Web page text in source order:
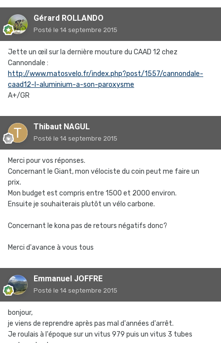
Gérard ROLLANDO
Posté le 14 septembre 2015
Jette un œil sur la dernière mouture du CAAD 12 chez
Cannondale :
http://www.matosvelo.fr/index.php?post/1557/cannondale-
caad12-l-aluminium-a-son-paroxysme
A+/GR
Thibaut NAGUL
Posté le 14 septembre 2015
Merci pour vos réponses.
Concernant le Giant, mon vélociste du coin peut me faire un
prix.
Mon budget est compris entre 1500 et 2000 environ.
Ensuite je souhaiterais plutôt un vélo carbone.
Concernant le kona pas de retours négatifs donc?
Merci d'avance à vous tous
Emmanuel JOFFRE
Posté le 14 septembre 2015
bonjour,
je viens de reprendre après pas mal d'années d'arrêt.
Je roulais à l'époque sur un vitus 979 puis un vitus 3 tubes